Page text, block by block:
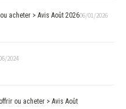
acheter > Avis Août 202606/01/2026
2024
ou acheter > Avis Août